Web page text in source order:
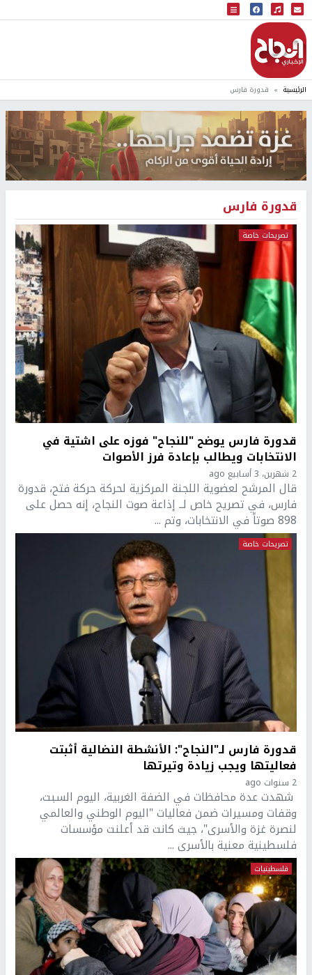
البث المباشر
إذاعة النجاح
الرئيسية قدورة فارس
قدورة فارس
تصريحات خاصة
قدورة فارس يوضح "للنجاح" فوزه على اشتية في
الانتخابات ويطالب بإعادة فرز الأصوات
2 شهرين، 3 أسابيع ago
قال المرشح لعضوية اللجنة المركزية لحركة حركة فتح، قدورة
فارس، في تصريح خاص لــ إذاعة صوت النجاح، إنه حصل على
898 صوتاً في الانتخابات، وتم ...
تصريحات خاصة
قدورة فارس لـ"النجاح": الأنشطة النضالية أثبتت
فعاليتها ويجب زيادة وتيرتها
2 سنوات ago
شهدت عدة محافظات في الضفة الغربية، اليوم السبت،
وقفات ومسيرات ضمن فعاليات "اليوم الوطني والعالمي
لنصرة غزة والأسرى"، جيث كانت قد أعلنت مؤسسات
فلسطينية معنية بالأسرى ...
فلسطينيات